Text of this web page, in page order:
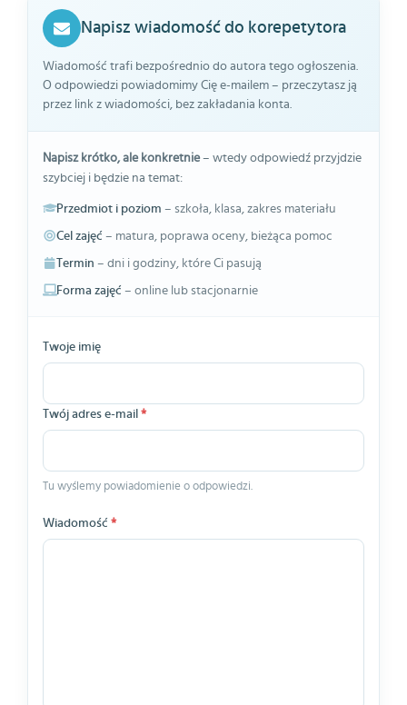
Napisz wiadomość do korepetytora
Wiadomość trafi bezpośrednio do autora tego ogłoszenia.
O odpowiedzi powiadomimy Cię e-mailem – przeczytasz ją
przez link z wiadomości, bez zakładania konta.
Napisz krótko, ale konkretnie– wtedy odpowiedź przyjdzie
szybciej i będzie na temat:
Przedmiot i poziom – szkoła, klasa, zakres materiału
Cel zajęć – matura, poprawa oceny, bieżąca pomoc
Termin – dni i godziny, które Ci pasują
Forma zajęć – online lub stacjonarnie
Twoje imię
Twój adres e-mail *
Tu wyślemy powiadomienie o odpowiedzi.
Wiadomość *